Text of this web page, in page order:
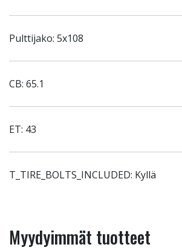
Pulttijako: 5x108
CB: 65.1
ET: 43
T_TIRE_BOLTS_INCLUDED: Kyllä
Myydyimmät tuotteet